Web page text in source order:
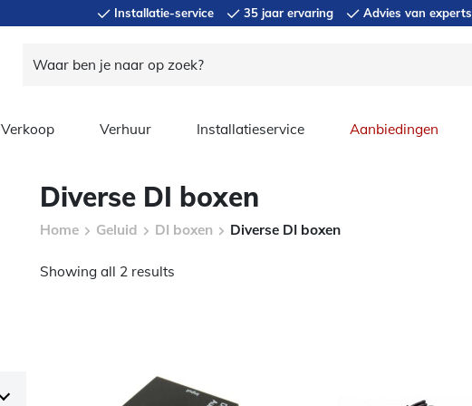
Installatie-service 35 jaar ervaring Advies van experts
Verkoop Verhuur Installatieservice Aanbiedingen
Diverse DI boxen
Home Geluid DI boxen Diverse DI boxen
Showing all 2 results